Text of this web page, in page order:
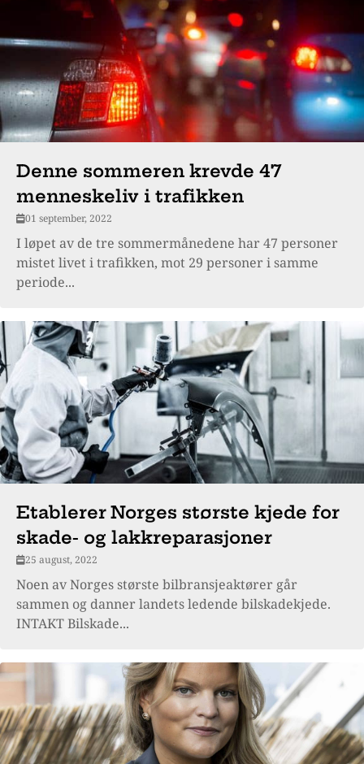
Denne sommeren krevde 47
menneskeliv i trafikken
01 september, 2022
I løpet av de tre sommermånedene har 47 personer
mistet livet i trafikken, mot 29 personer i samme
periode...
Etablerer Norges største kjede for
skade- og lakkreparasjoner
25 august, 2022
Noen av Norges største bilbransjeaktører går
sammen og danner landets ledende bilskadekjede.
INTAKT Bilskade...